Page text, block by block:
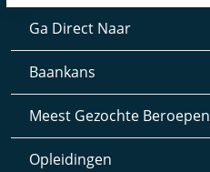
Ga Direct Naar
Baankans
Meest Gezochte Beroepen
Opleidingen